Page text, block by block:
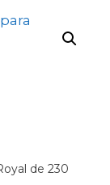
de 230